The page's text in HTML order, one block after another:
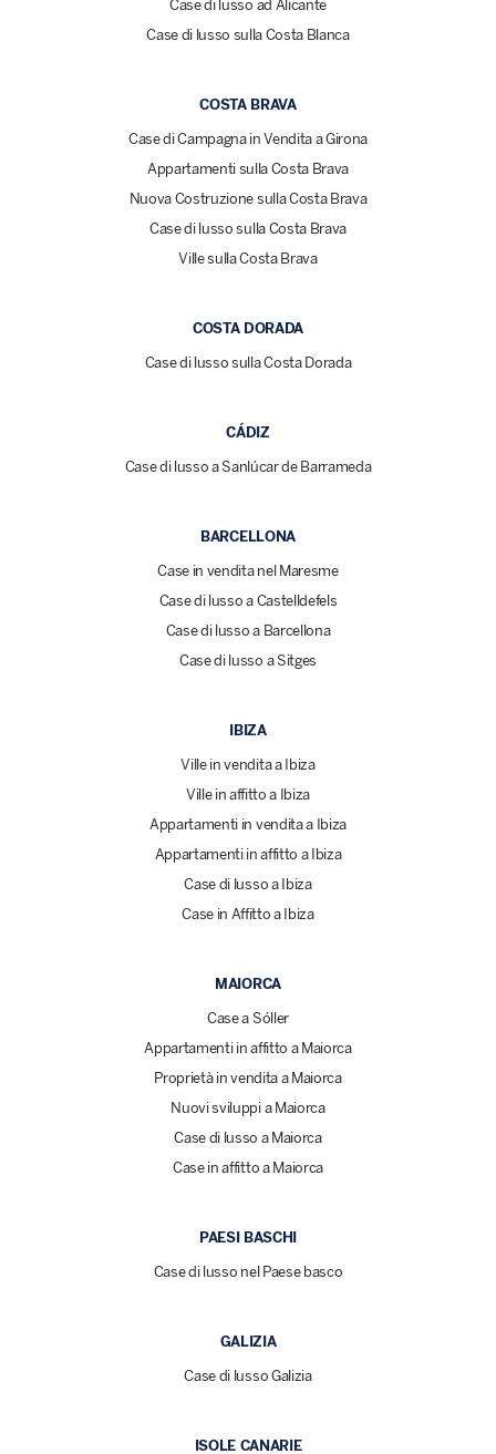
Case di lusso ad Alicante
Case di lusso sulla Costa Blanca
COSTA BRAVA
Case di Campagna in Vendita a Girona
Appartamenti sulla Costa Brava
Nuova Costruzione sulla Costa Brava
Case di lusso sulla Costa Brava
Ville sulla Costa Brava
COSTA DORADA
Case di lusso sulla Costa Dorada
CÁDIZ
Case di lusso a Sanlúcar de Barrameda
BARCELLONA
Case in vendita nel Maresme
Case di lusso a Castelldefels
Case di lusso a Barcellona
Case di lusso a Sitges
IBIZA
Ville in vendita a Ibiza
Ville in affitto a Ibiza
Appartamenti in vendita a Ibiza
Appartamenti in affitto a Ibiza
Case di lusso a Ibiza
Case in Affitto a Ibiza
MAIORCA
Case a Sóller
Appartamenti in affitto a Maiorca
Proprietà in vendita a Maiorca
Nuovi sviluppi a Maiorca
Case di lusso a Maiorca
Case in affitto a Maiorca
PAESI BASCHI
Case di lusso nel Paese basco
GALIZIA
Case di lusso Galizia
ISOLE CANARIE